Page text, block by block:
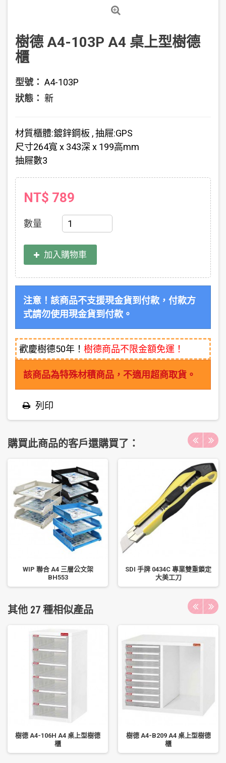
樹德 A4-103P A4 桌上型樹德
櫃
型號： A4-103P
狀態： 新
材質櫃體:鍍鋅鋼板 , 抽屜:GPS
尺寸264寬 x 343深 x 199高mm
抽屜數3
NT$ 789
數量
加入購物車
注意！該商品不支援現金貨到付款，付款方
式請勿使用現金貨到付款。
歡慶樹德50年！ 樹德商品不限金額免運！
該商品為特殊材積商品，不適用超商取貨。
列印
購買此商品的客戶還購買了：
WIP 聯合 A4 三層公文架
BH553
SDI 手牌 0434C 專業雙重鎖定
大美工刀
其他 27 種相似產品
樹德 A4-106H A4 桌上型樹德
櫃
樹德 A4-B209 A4 桌上型樹德
櫃